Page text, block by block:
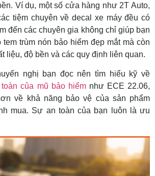
Ví dụ, một số cửa hàng như 2T Auto,
tiệm chuyên về decal xe máy đều có
đến các chuyên gia không chỉ giúp bạn
tem trùm nón bảo hiểm đẹp mắt mà còn
liệu, độ bền và các quy định liên quan.
nghị bạn đọc nên tìm hiểu kỹ về
của mũ bảo hiểmnhư ECE 22.06,
về khả năng bảo vệ của sản phẩm
mua. Sự an toàn của bạn luôn là ưu